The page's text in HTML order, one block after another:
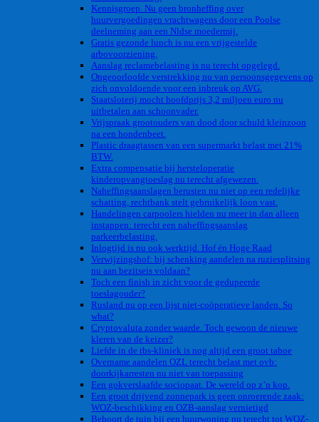
Kennisgroep. Nu geen bronheffing over
huurvergoedingen vrachtwagens door een Poolse
deelneming aan een Nldse moedermij.
Gratis gezonde lunch is nu een vrijgestelde
arbovoorziening.
Aanslag reclamebelasting is nu terecht opgelegd.
Ongeoorloofde verstrekking nu van persoonsgegevens op
zich onvoldoende voor een inbreuk op AVG.
Staatsloterij mocht hoofdprijs 3,2 miljoen euro nu
uitbetalen aan schoonvader.
Vrijspraak grootouders van dood door schuld kleinzoon
na een hondenbeet.
Plastic draagtassen van een supermarkt belast met 21%
BTW.
Extra compensatie bij hersteloperatie
kinderopvangtoeslag nu terecht afgewezen.
Naheffingsaanslagen berusten nu niet op een redelijke
schatting, rechtbank stelt gebruikelijk loon vast.
Handelingen carpoolers hielden nu meer in dan alleen
instappen: terecht een naheffingsaanslag
parkeerbelasting.
Inlogtijd is nu ook werktijd. Hof én Hoge Raad
Verwijzingshof: bij schenking aandelen na ruziesplitsing
nu aan bezitseis voldaan?
Toch een finish in zicht voor de gedupeerde
toeslagouder?
Rusland nu op een lijst niet-coöperatieve landen. So
what?
Cryptovaluta zonder waarde. Toch gewoon de nieuwe
kleren van de keizer?
Liefde in de tbs-kliniek is nog altijd een groot taboe
Overname aandelen OZL terecht belast met ovb:
doorkijkarresten nu niet van toepassing
Een gokverslaafde sociopaat. De wereld op z’n kop.
Een groot drijvend zonnepark is geen onroerende zaak:
WOZ-beschikking en OZB-aanslag vernietigd
Behoort de tuin bij een huurwoning nu terecht tot WOZ-